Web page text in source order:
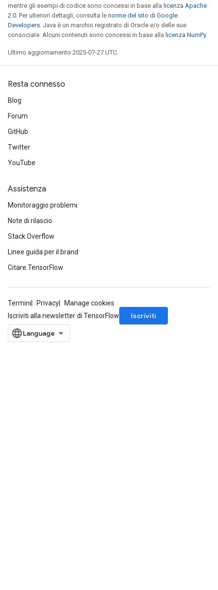
mentre gli esempi di codice sono concessi in base alla licenza Apache
2.0. Per ulteriori dettagli, consulta le norme del sito di Google
Developers. Java è un marchio registrato di Oracle e/o delle sue
consociate. Alcuni contenuti sono concessi in base alla licenza NumPy.
Ultimo aggiornamento 2025-07-27 UTC.
Resta connesso
Blog
Forum
GitHub
Twitter
YouTube
Assistenza
Monitoraggio problemi
Note di rilascio
Stack Overflow
Linee guida per il brand
Citare TensorFlow
Termini Privacy
Manage cookies
Iscriviti alla newsletter di TensorFlow
Iscriviti